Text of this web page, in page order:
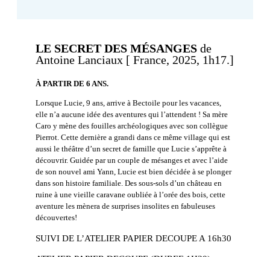
LE SECRET DES MÉSANGES de
Antoine Lanciaux [ France, 2025, 1h17.]
À PARTIR DE 6 ANS.
Lorsque Lucie, 9 ans, arrive à Bectoile pour les vacances,
elle n’a aucune idée des aventures qui l’attendent ! Sa mère
Caro y mène des fouilles archéologiques avec son collègue
Pierrot. Cette dernière a grandi dans ce même village qui est
aussi le théâtre d’un secret de famille que Lucie s’apprête à
découvrir. Guidée par un couple de mésanges et avec l’aide
de son nouvel ami Yann, Lucie est bien décidée à se plonger
dans son histoire familiale. Des sous-sols d’un château en
ruine à une vieille caravane oubliée à l’orée des bois, cette
aventure les mènera de surprises insolites en fabuleuses
découvertes!
SUIVI DE L’ATELIER PAPIER DECOUPE A 16h30